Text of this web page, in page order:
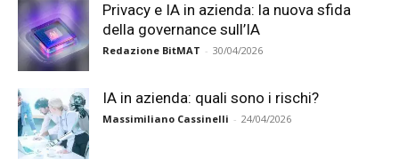
Privacy e IA in azienda: la nuova sfida
della governance sull’IA
Redazione BitMAT - 30/04/2026
IA in azienda: quali sono i rischi?
Massimiliano Cassinelli - 24/04/2026